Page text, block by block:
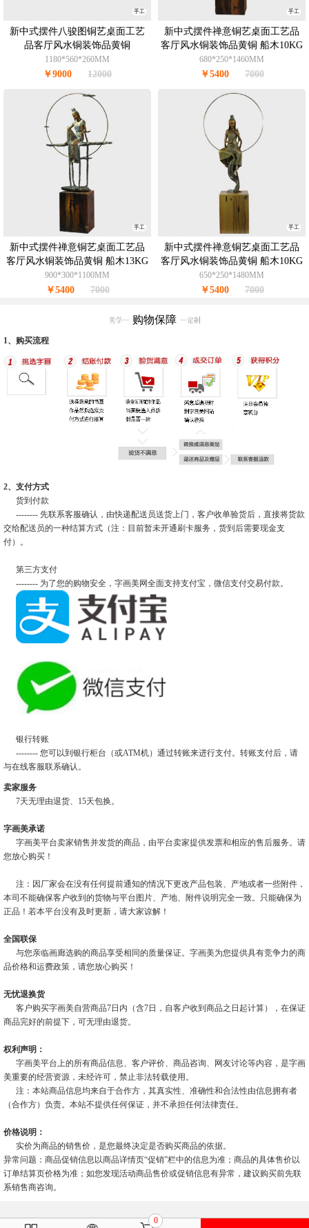
手工
新中式摆件八骏图铜艺桌面工艺
品客厅风水铜装饰品黄铜
1180*560*260MM
￥9000 12000
手工
新中式摆件禅意铜艺桌面工艺品
客厅风水铜装饰品黄铜 船木10KG
680*250*1460MM
￥5400 7000
手工
新中式摆件禅意铜艺桌面工艺品
客厅风水铜装饰品黄铜 船木13KG
900*300*1100MM
￥5400 7000
手工
新中式摆件禅意铜艺桌面工艺品
客厅风水铜装饰品黄铜 船木10KG
650*250*1480MM
￥5400 7000
购物保障
1、购买流程
2、支付方式
货到付款
-------- 先联系客服确认，由快递配送员送货上门，客户收单验货后，直接将货款
交给配送员的一种结算方式（注：目前暂未开通刷卡服务，货到后需要现金支
付）。
第三方支付
-------- 为了您的购物安全，字画美网全面支持支付宝，微信支付交易付款。
银行转账
-------- 您可以到银行柜台（或ATM机）通过转账来进行支付。转账支付后，请
与在线客服联系确认。
卖家服务
7天无理由退货、15天包换。
字画美承诺
字画美平台卖家销售并发货的商品，由平台卖家提供发票和相应的售后服务。请
您放心购买！
注：因厂家会在没有任何提前通知的情况下更改产品包装、产地或者一些附件，
本司不能确保客户收到的货物与平台图片、产地、附件说明完全一致。只能确保为
正品！若本平台没有及时更新，请大家谅解！
全国联保
与您亲临画廊选购的商品享受相同的质量保证。字画美为您提供具有竞争力的商
品价格和运费政策，请您放心购买！
无忧退换货
客户购买字画美自营商品7日内（含7日，自客户收到商品之日起计算），在保证
商品完好的前提下，可无理由退货。
权利声明：
字画美平台上的所有商品信息、客户评价、商品咨询、网友讨论等内容，是字画
美重要的经营资源，未经许可，禁止非法转载使用。
注：本站商品信息均来自于合作方，其真实性、准确性和合法性由信息拥有者
（合作方）负责。本站不提供任何保证，并不承担任何法律责任。
价格说明：
实价为商品的销售价，是您最终决定是否购买商品的依据。
异常问题：商品促销信息以商品详情页“促销”栏中的信息为准；商品的具体售价以
订单结算页价格为准；如您发现活动商品售价或促销信息有异常，建议购买前先联
系销售商咨询。
0